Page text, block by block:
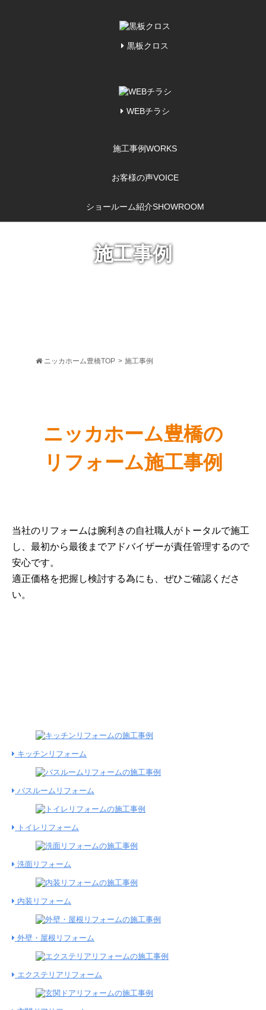
黒板クロス
WEBチラシ
施工事例WORKS
お客様の声VOICE
ショールーム紹介SHOWROOM
施工事例
ニッカホーム豊橋TOP > 施工事例
ニッカホーム豊橋の
リフォーム施工事例
当社のリフォームは腕利きの自社職人がトータルで施工
し、最初から最後までアドバイザーが責任管理するので
安心です。
適正価格を把握し検討する為にも、ぜひご確認くださ
い。
キッチンリフォーム
バスルームリフォーム
トイレリフォーム
洗面リフォーム
内装リフォーム
外壁・屋根リフォーム
エクステリアリフォーム